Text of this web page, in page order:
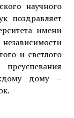
научного
поздравляет
имени
и светлого
дому –